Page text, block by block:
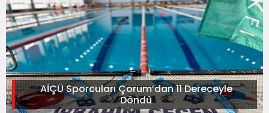
AİÇÜ Sporcuları Çorum’dan 11 Dereceyle
Döndü